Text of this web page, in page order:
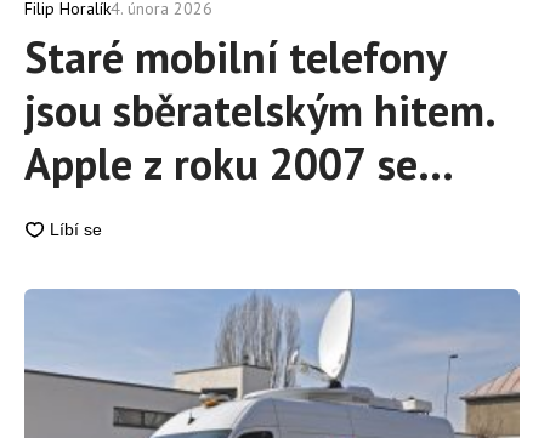
Filip Horalík4. února 2026
Staré mobilní telefony
jsou sběratelským hitem.
Apple z roku 2007 se
prodává za 4 miliony Kč